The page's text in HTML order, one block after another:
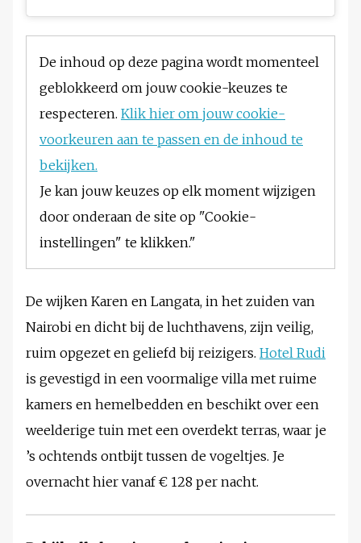
De inhoud op deze pagina wordt momenteel
geblokkeerd om jouw cookie-keuzes te
respecteren. Klik hier om jouw cookie-
voorkeuren aan te passen en de inhoud te
bekijken.
Je kan jouw keuzes op elk moment wijzigen
door onderaan de site op "Cookie-
instellingen" te klikken."
De wijken Karen en Langata, in het zuiden van
Nairobi en dicht bij de luchthavens, zijn veilig,
ruim opgezet en geliefd bij reizigers. Hotel Rudi
is gevestigd in een voormalige villa met ruime
kamers en hemelbedden en beschikt over een
weelderige tuin met een overdekt terras, waar je
’s ochtends ontbijt tussen de vogeltjes. Je
overnacht hier vanaf € 128 per nacht.